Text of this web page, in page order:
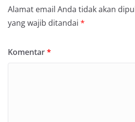
Alamat email Anda tidak akan
yang wajib ditandai *
Komentar*